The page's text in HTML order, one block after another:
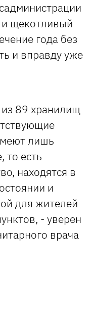
и щекотливый
года без
и вправду уже
89 хранилищ
лишь
то есть
находятся в
и
для жителей
- уверен
врача